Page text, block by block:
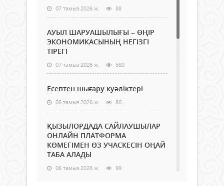
07 тамыз 2026 ж. 88
АУЫЛ ШАРУАШЫЛЫҒЫ – ӨҢІР
ЭКОНОМИКАСЫНЫҢ НЕГІЗГІ
ТІРЕГІ
07 тамыз 2026 ж. 580
Есептен шығару куәліктері
06 тамыз 2026 ж. 86
ҚЫЗЫЛОРДАДА САЙЛАУШЫЛАР
ОНЛАЙН ПЛАТФОРМА
КӨМЕГІМЕН ӨЗ УЧАСКЕСІН ОҢАЙ
ТАБА АЛАДЫ
06 тамыз 2026 ж. 99